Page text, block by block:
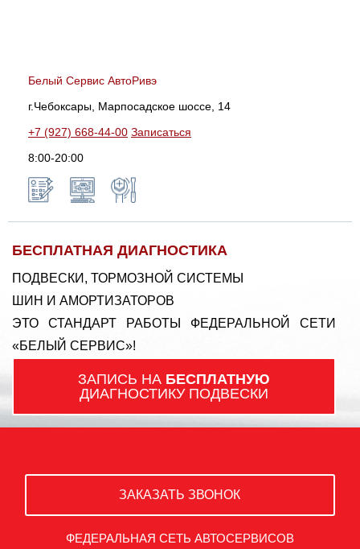
Белый Сервис АвтоРивэ
г.Чебоксары, Марпосадское шоссе, 14
+7 (927) 668-44-00 Записаться
8:00-20:00
БЕСПЛАТНАЯ ДИАГНОСТИКА
ПОДВЕСКИ, ТОРМОЗНОЙ СИСТЕМЫ
ШИН И АМОРТИЗАТОРОВ
ЭТО СТАНДАРТ РАБОТЫ ФЕДЕРАЛЬНОЙ СЕТИ
«БЕЛЫЙ СЕРВИС»!
ЗАПИСЬ НА БЕСПЛАТНУЮ
ДИАГНОСТИКУ ПОДВЕСКИ
ЗАКАЗАТЬ ЗВОНОК
ФЕДЕРАЛЬНАЯ СЕТЬ АВТОСЕРВИСОВ